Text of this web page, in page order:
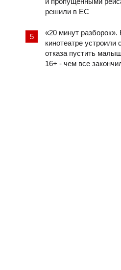
решили в ЕС
«20 минут
кинотеатре устроили
отказа пустить
16+ - чем все